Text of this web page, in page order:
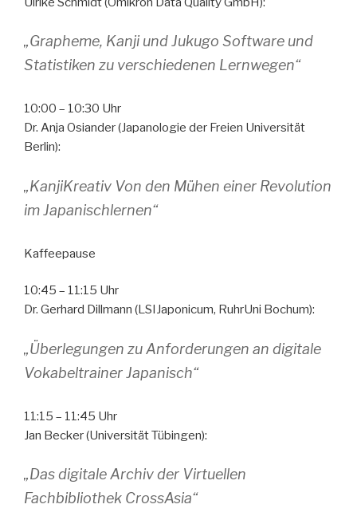
„Grapheme, Kanji und Jukugo Software und
Statistiken zu verschiedenen Lernwegen“
10:00 – 10:30 Uhr
Dr. Anja Osiander (Japanologie der Freien Universität
Berlin):
„KanjiKreativ Von den Mühen einer Revolution
im Japanischlernen“
Kaffeepause
10:45 – 11:15 Uhr
Dr. Gerhard Dillmann (LSIJaponicum, RuhrUni Bochum):
„Überlegungen zu Anforderungen an digitale
Vokabeltrainer Japanisch“
11:15 – 11:45 Uhr
Jan Becker (Universität Tübingen):
„Das digitale Archiv der Virtuellen
Fachbibliothek CrossAsia“